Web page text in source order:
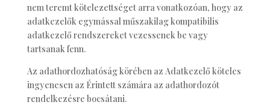
nem teremt kötelezettséget arra vonatkozóan, hogy az
adatkezelők egymással műszakilag kompatibilis
adatkezelő rendszereket vezessenek be vagy
tartsanak fenn.
Az adathordozhatóság körében az Adatkezelő köteles
ingyenesen az Érintett számára az adathordozót
rendelkezésre bocsátani.